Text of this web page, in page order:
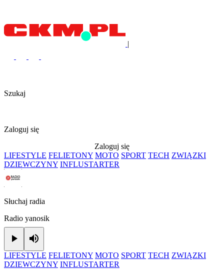
|
Szukaj
Zaloguj się
Zaloguj się
LIFESTYLE FELIETONY MOTO SPORT TECH ZWIĄZKI
DZIEWCZYNY INFLUSTARTER
Słuchaj radia
Radio yanosik
Play
LIFESTYLE FELIETONY MOTO SPORT TECH ZWIĄZKI
DZIEWCZYNY INFLUSTARTER